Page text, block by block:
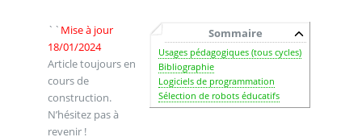
Sommaire
Usages pédagogiques (tous cycles)
Bibliographie
Logiciels de programmation
Sélection de robots éducatifs
`` Mise à jour
18/01/2024
Article toujours en
cours de
construction.
N’hésitez pas à
revenir !